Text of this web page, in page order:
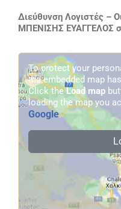
Διεύθυνση Λογιστές –
ΜΠΕΝΙΣΗΣ ΕΥΑΓΓΕΛΟΣ
To protect your
the embedded map
Click theLoad map
loading the map you
Google.